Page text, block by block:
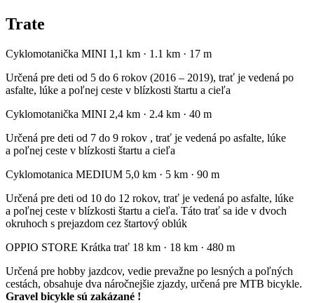
Trate
Cyklomotanička MINI 1,1 km · 1.1 km · 17 m
Určená pre deti od 5 do 6 rokov (2016 – 2019), trať je vedená po
asfalte, lúke a poľnej ceste v blízkosti štartu a cieľa
Cyklomotanička MINI 2,4 km · 2.4 km · 40 m
Určená pre deti od 7 do 9 rokov , trať je vedená po asfalte, lúke
a poľnej ceste v blízkosti štartu a cieľa
Cyklomotanica MEDIUM 5,0 km · 5 km · 90 m
Určená pre deti od 10 do 12 rokov, trať je vedená po asfalte, lúke
a poľnej ceste v blízkosti štartu a cieľa. Táto trať sa ide v dvoch
okruhoch s prejazdom cez štartový oblúk
OPPIO STORE Krátka trať 18 km · 18 km · 480 m
Určená pre hobby jazdcov, vedie prevažne po lesných a poľných
cestách, obsahuje dva náročnejšie zjazdy, určená pre MTB bicykle.
Gravel bicykle sú zakázané !